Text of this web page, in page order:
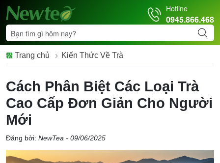
Hotline
0945.866.468
Trang chủ Kiến Thức Về Trà
Cách Phân Biệt Các Loại Trà
Cao Cấp Đơn Giản Cho Người
Mới
Đăng bởi: NewTea - 09/06/2025